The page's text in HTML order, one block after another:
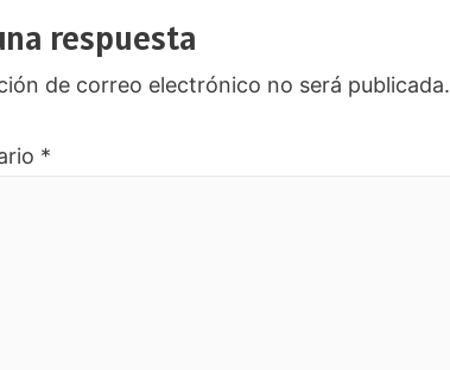
respuesta
de correo electrónico no será publicada.
*